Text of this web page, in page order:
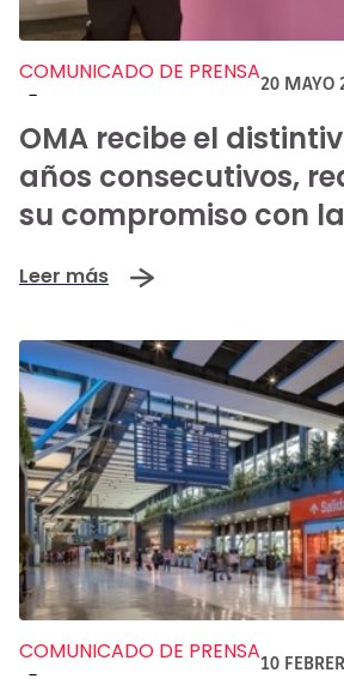
COMUNICADO DE PRENSA
-
20 MAYO
OMA recibe el
años consecutivos,
su compromiso con
Leer más
COMUNICADO DE PRENSA
-
10